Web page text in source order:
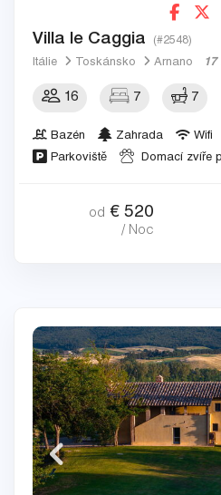
Villa le Caggia (#2548)
Itálie Toskánsko Arnano 17
16 7 7
Bazén Zahrada Wifi
Parkoviště
Domací zvíře
od € 520
/ Noc